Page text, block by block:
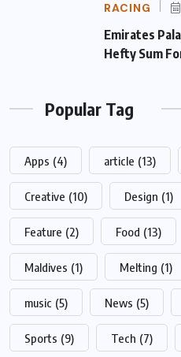
RACING
Emirates
For…
Popular Tag
Apps (4) article (13)
Creative (10) Design (1)
Feature (2) Food (13)
Maldives (1) Melting (1)
music (5) News (5)
Sports (9) Tech (7)